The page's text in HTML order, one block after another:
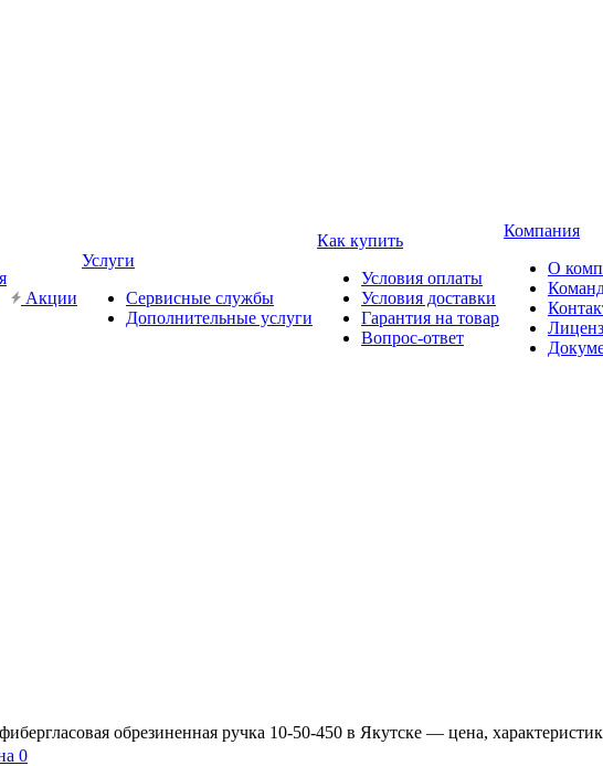
Акции
Услуги
Сервисные службы
Дополнительные услуги
Как купить
Условия оплаты
Условия доставки
Гарантия на товар
Вопрос-ответ
Компания
О
обрезиненная ручка 10-50-450 в Якутске — цена,
0